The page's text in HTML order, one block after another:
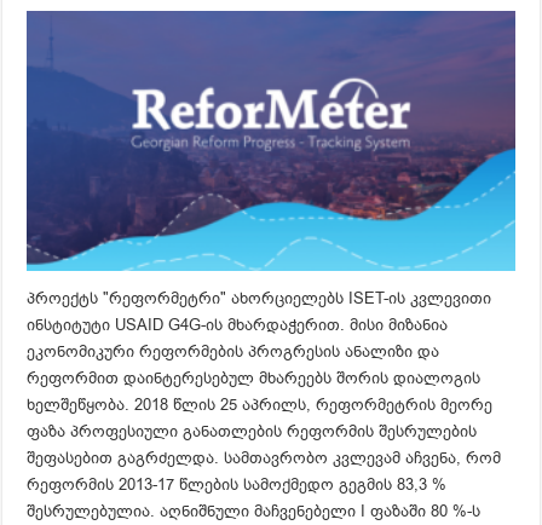
პროექტს "რეფორმეტრი" ახორციელებს ISET-ის კვლევითი
ინსტიტუტი USAID G4G-ის მხარდაჭერით. მისი მიზანია
ეკონომიკური რეფორმების პროგრესის ანალიზი და
რეფორმით დაინტერესებულ მხარეებს შორის დიალოგის
ხელშეწყობა. 2018 წლის 25 აპრილს, რეფორმეტრის მეორე
ფაზა პროფესიული განათლების რეფორმის შესრულების
შეფასებით გაგრძელდა. სამთავრობო კვლევამ აჩვენა, რომ
რეფორმის 2013-17 წლების სამოქმედო გეგმის 83,3 %
შესრულებულია. აღნიშნული მაჩვენებელი I ფაზაში 80 %-ს